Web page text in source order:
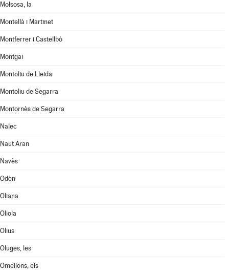
Molsosa, la
Montellà i Martinet
Montferrer i Castellbò
Montgai
Montoliu de Lleida
Montoliu de Segarra
Montornès de Segarra
Nalec
Naut Aran
Navès
Odèn
Oliana
Oliola
Olius
Oluges, les
Omellons, els